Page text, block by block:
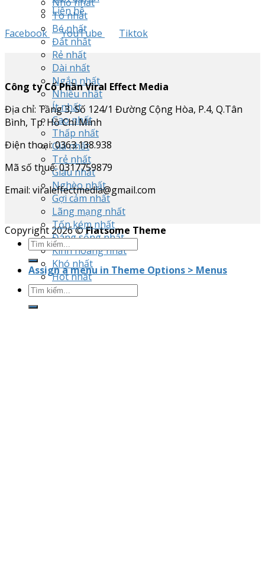
To nhất
Bé nhất
Đắt nhất
Rẻ nhất
Dài nhất
Ngắn nhất
Nhiều nhất
Ít nhất
Cao nhất
Thấp nhất
Già nhất
Trẻ nhất
Giàu nhất
Nghèo nhất
Gợi cảm nhất
Lãng mạng nhất
Tốn kém nhất
Đáng sống nhất
Kinh hoàng nhất
Khó nhất
Hot nhất
Liên hệ
Facebook
YouTube Tiktok
Công ty Cổ Phần Viral Effect Media
Địa chỉ: Tầng 3, Số 124/1 Đường Cộng Hòa, P.4, Q.Tân
Bình, Tp. Hồ Chí Minh
Điện thoại: 0363.138.938
Mã số thuế: 0317759879
Email: viraleffectmedia@gmail.com
Copyright 2026 ©Flatsome Theme
Assign a menu in Theme Options > Menus